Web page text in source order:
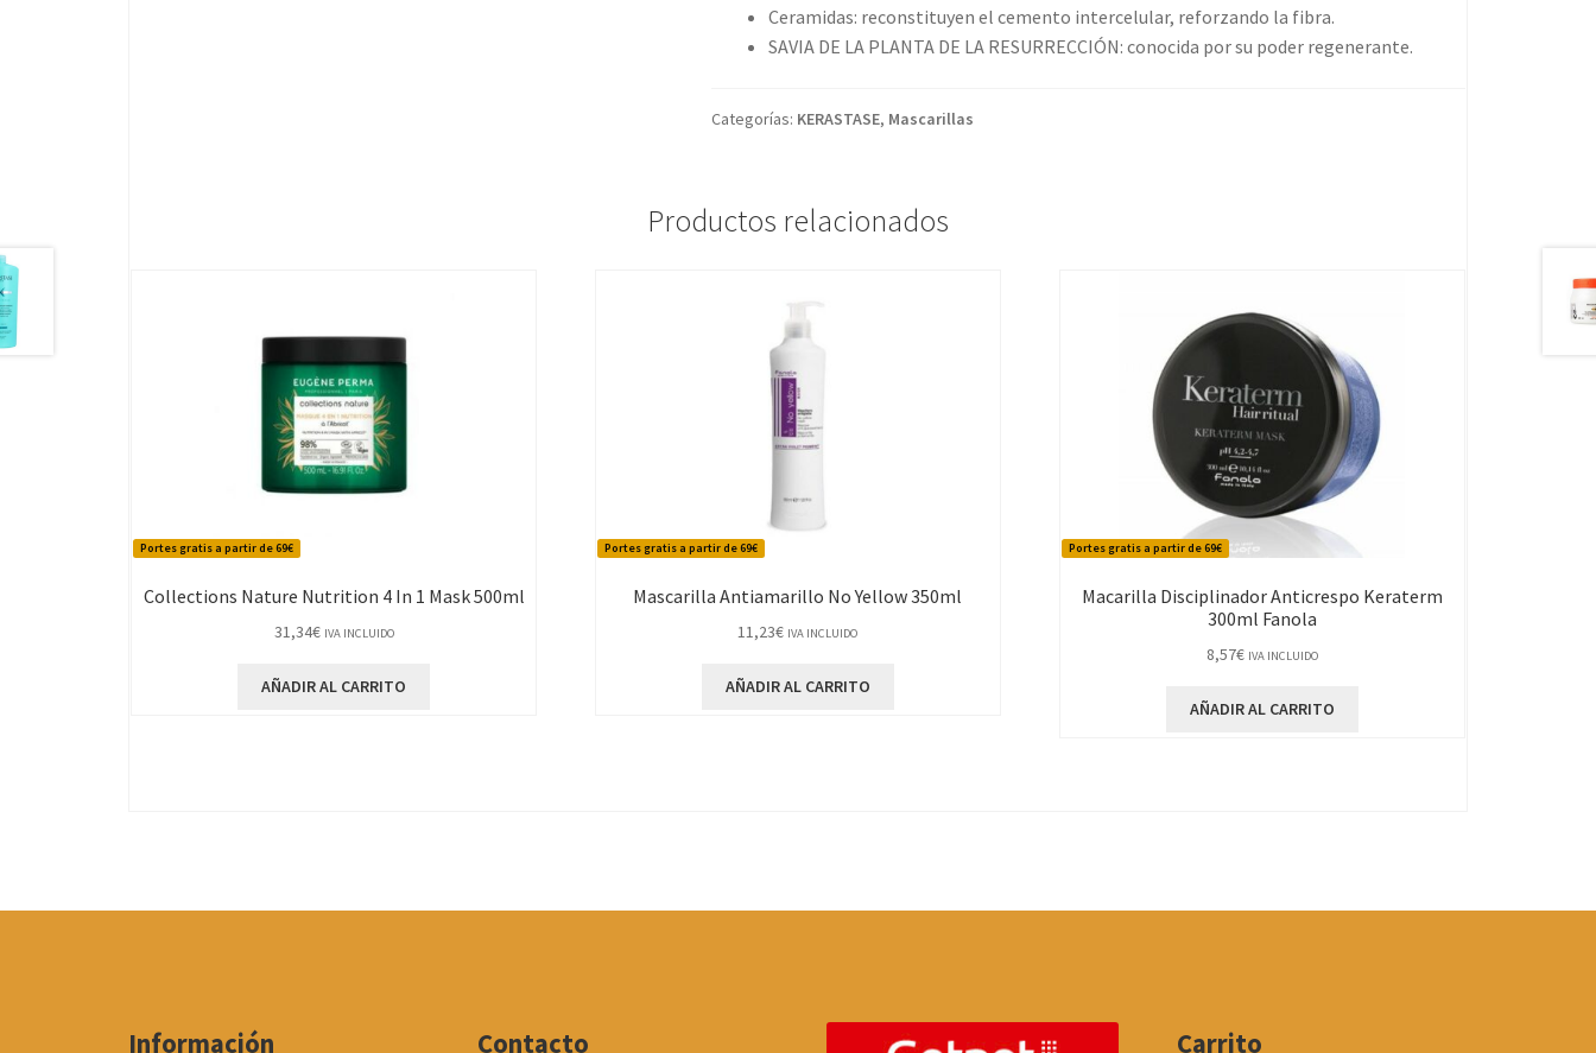
Ceramidas: reconstituyen el cemento intercelular, reforzando la fibra.
SAVIA DE LA PLANTA DE LA RESURRECCIÓN: conocida por su poder regenerante.
Categorías: KERASTASE, Mascarillas
Productos relacionados
Portes gratis a partir de 69€
Collections Nature Nutrition 4 In 1 Mask 500ml
31,34€ IVA INCLUIDO
AÑADIR AL CARRITO
Portes gratis a partir de 69€
Mascarilla Antiamarillo No Yellow 350ml
11,23€ IVA INCLUIDO
AÑADIR AL CARRITO
Portes gratis a partir de 69€
Macarilla Disciplinador Anticrespo Keraterm
300ml Fanola
8,57€ IVA INCLUIDO
AÑADIR AL CARRITO
Información Contacto Carrito